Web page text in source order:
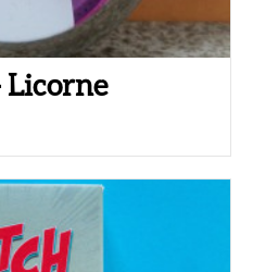
Licorne